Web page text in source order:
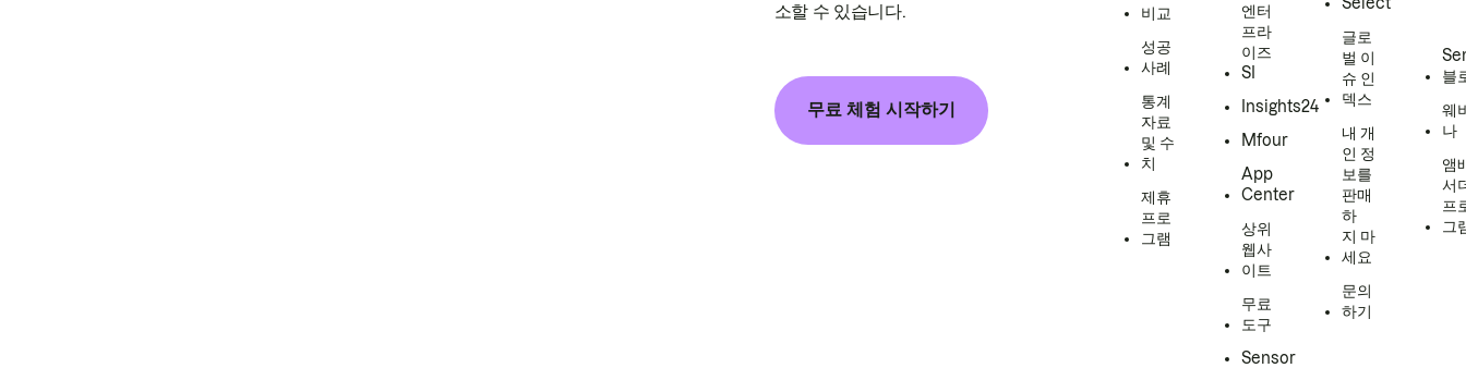
소할 수 있습니다.
무료 체험 시작하기
비교
성공
사례
통계
자료
및 수
치
제휴
프로
그램
엔터
프라
이즈
SI
Insights24
Mfour
App
Center
상위
웹사
이트
무료
도구
Sensor
글로
벌 이
슈 인
덱스
내 개
인 정
보를
판매
하
지 마
세요
문의
하기
블
웨
나
앰
서
프
그